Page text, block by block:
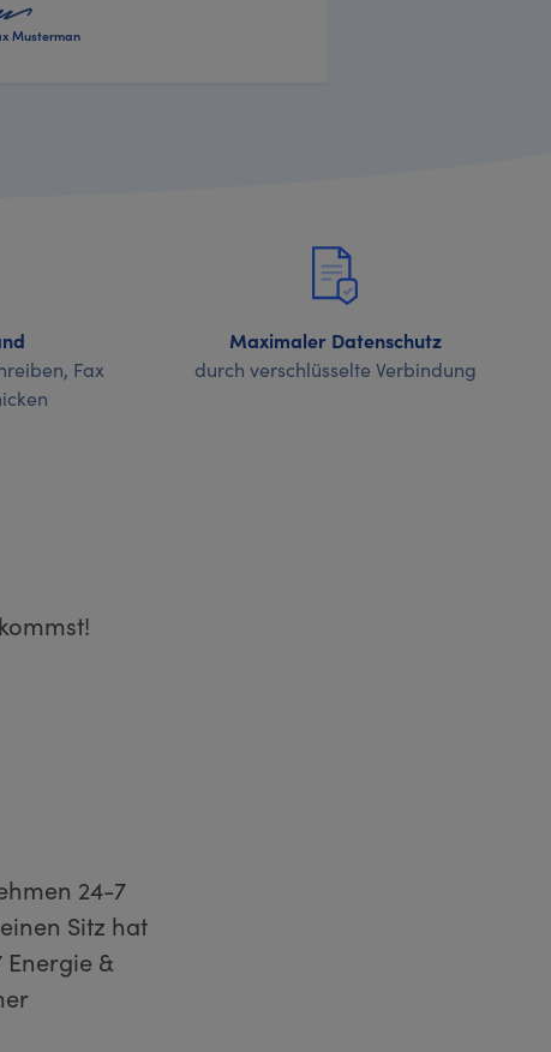
Musterman
Fax
Maximaler Datenschutz
durch verschlüsselte Verbindung
24-7
Sitz hat
&